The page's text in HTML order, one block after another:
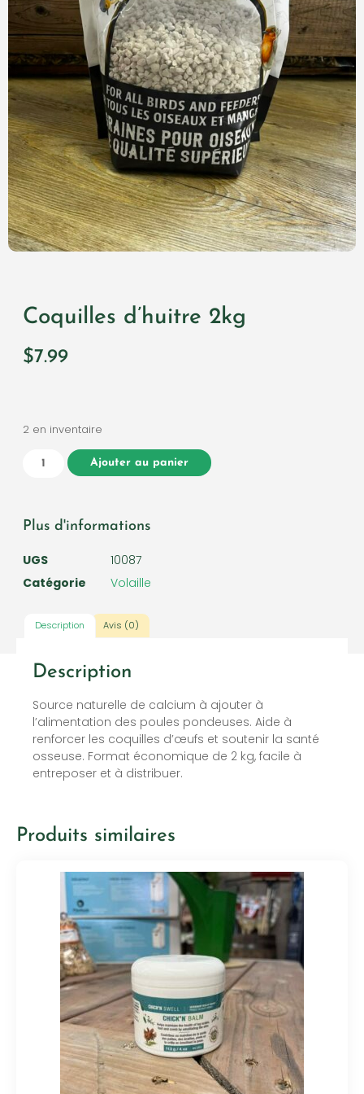
Coquilles d’huitre 2kg
$7.99
2 en inventaire
Ajouter au panier
Plus d'informations
UGS
10087
Catégorie
Volaille
Description Avis (0)
Description
Source naturelle de calcium à ajouter à
l’alimentation des poules pondeuses. Aide à
renforcer les coquilles d’œufs et soutenir la santé
osseuse. Format économique de 2 kg, facile à
entreposer et à distribuer.
Produits similaires